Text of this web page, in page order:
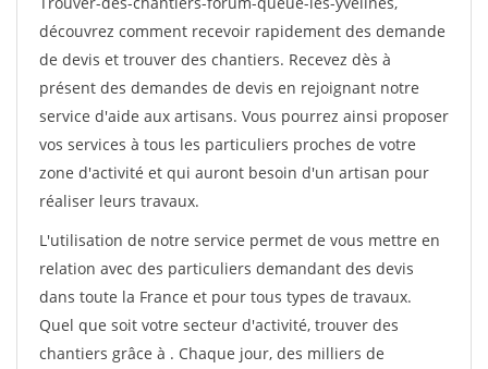
découvrez comment recevoir rapidement des demande
de devis et trouver des chantiers. Recevez dès à
présent des demandes de devis en rejoignant notre
service d'aide aux artisans. Vous pourrez ainsi proposer
vos services à tous les particuliers proches de votre
zone d'activité et qui auront besoin d'un artisan pour
réaliser leurs travaux.
L'utilisation de notre service permet de vous mettre en
relation avec des particuliers demandant des devis
dans toute la France et pour tous types de travaux.
Quel que soit votre secteur d'activité, trouver des
chantiers grâce à . Chaque jour, des milliers de